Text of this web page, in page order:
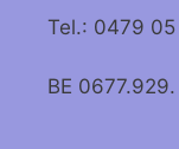
Tel.: 0479
BE